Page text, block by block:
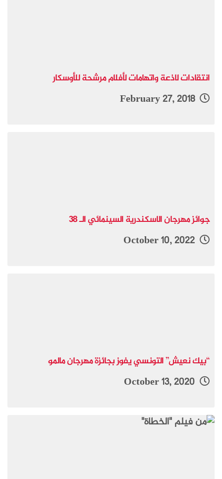
انتقادات لاذعة واتهامات لأفلام مرشحة للأوسكار
February 27, 2018
جوائز مهرجان الاسكندرية السينمائي الـ 38
“بيك نعيش” التونسي يفوز بجائزة مهرجان مالمو